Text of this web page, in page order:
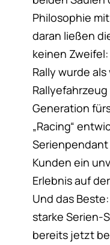
Philosophie
daran ließen
keinen Zweifel:
Rally wurde
Generation
„Racing“
Serienpendant
Kunden ein
Erlebnis auf
Und das Beste:
starke Serien-
bereits jetzt